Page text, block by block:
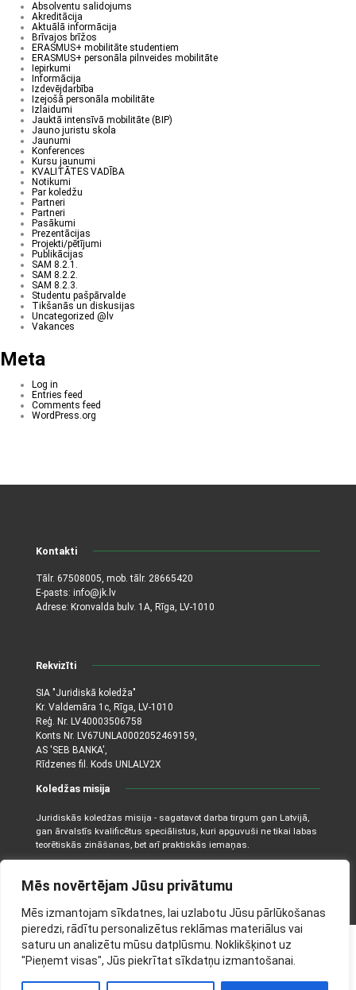
Mēs novērtējam Jūsu privātumu
Mēs izmantojam sīkdatnes, lai uzlabotu Jūsu pārlūkošanas
pieredzi, rādītu personalizētus reklāmas materiālus vai
saturu un analizētu mūsu datplūsmu. Noklikšķinot uz
"Pieņemt visas", Jūs piekrītat sīkdatņu izmantošanai.
Absolventu salidojums
Akreditācija
Aktuālā informācija
Brīvajos brīžos
ERASMUS+ mobilitāte studentiem
ERASMUS+ personāla pilnveides mobilitāte
Iepirkumi
Informācija
Izdevējdarbība
Izejošā personāla mobilitāte
Izlaidumi
Jauktā intensīvā mobilitāte (BIP)
Jauno juristu skola
Jaunumi
Konferences
Kursu jaunumi
KVALITĀTES VADĪBA
Notikumi
Par koledžu
Partneri
Partneri
Pasākumi
Prezentācijas
Projekti/pētījumi
Publikācijas
SAM 8.2.1.
SAM 8.2.2.
SAM 8.2.3.
Studentu pašpārvalde
Tikšanās un diskusijas
Uncategorized @lv
Vakances
Meta
Log in
Entries feed
Comments feed
WordPress.org
Kontakti
Tālr. 67508005, mob. tālr. 28665420
E-pasts: info@jk.lv
Adrese: Kronvalda bulv. 1A, Rīga, LV-1010
Rekvizīti
SIA "Juridiskā koledža"
Kr. Valdemāra 1c, Rīga, LV-1010
Reģ. Nr. LV40003506758
Konts Nr. LV67UNLA0002052469159,
AS 'SEB BANKA',
Rīdzenes fil. Kods UNLALV2X
Koledžas misija
Juridiskās koledžas misija - sagatavot darba tirgum gan Latvijā,
gan ārvalstīs kvalificētus speciālistus, kuri apguvuši ne tikai labas
teorētiskās zināšanas, bet arī praktiskās iemaņas.
©2026. Juridiskā koledža. Visas tiesības aizsargātas.